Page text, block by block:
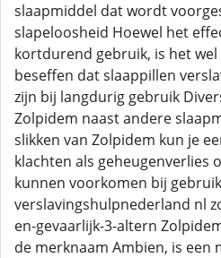
slaapmiddel dat wordt
slapeloosheid Hoewel het
kortdurend gebruik, is het
beseffen dat slaappillen
zijn bij langdurig gebruik
Zolpidem naast andere
slikken van Zolpidem kun je
klachten als geheugenverlies
kunnen voorkomen bij
verslavingshulpnederland nl
en-gevaarlijk-3-altern
de merknaam Ambien, is een